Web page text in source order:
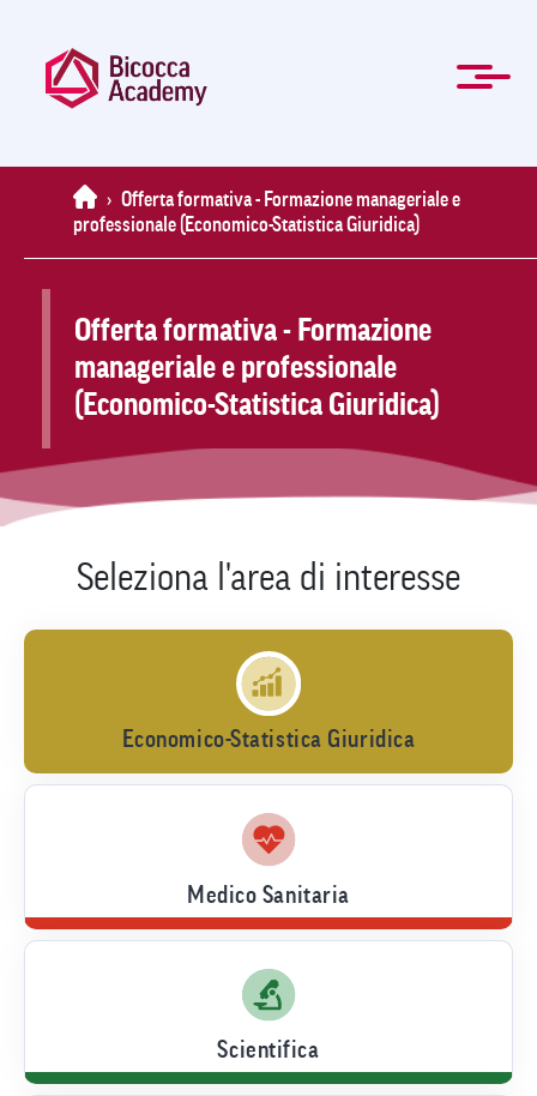
Home
Chi Siamo
La Mission
Organi
Modulistica
Contatti
Agevolazioni
Master e Corsi di perfezionamento
Formazione manageriale e professionale
News
FAQ
Per le Aziende
ENG
Home
› Offerta formativa - Formazione manageriale e
professionale (Economico-Statistica Giuridica)
Offerta formativa - Formazione
manageriale e professionale
(Economico-Statistica Giuridica)
Seleziona l'area di interesse
Economico-Statistica Giuridica
Medico Sanitaria
Scientifica